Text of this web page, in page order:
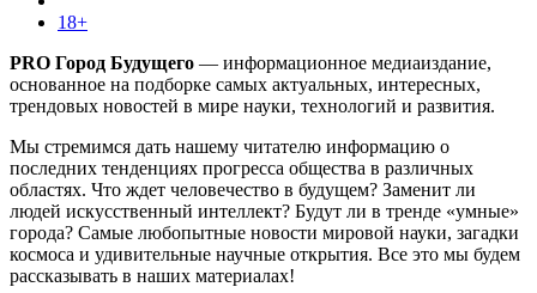
18+
PRO Город Будущего — информационное медиаиздание,
основанное на подборке самых актуальных, интересных,
трендовых новостей в мире науки, технологий и развития.
Мы стремимся дать нашему читателю информацию о
последних тенденциях прогресса общества в различных
областях. Что ждет человечество в будущем? Заменит ли
людей искусственный интеллект? Будут ли в тренде «умные»
города? Самые любопытные новости мировой науки, загадки
космоса и удивительные научные открытия. Все это мы будем
рассказывать в наших материалах!